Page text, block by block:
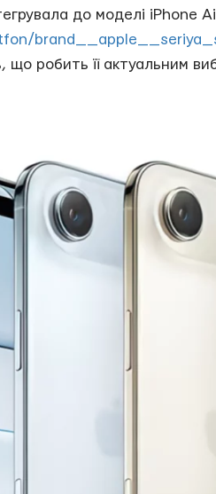
до моделі iPhone
що робить її актуальним